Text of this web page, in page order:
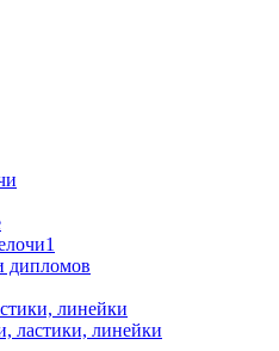
дипломов
линейки
ластики, линейки